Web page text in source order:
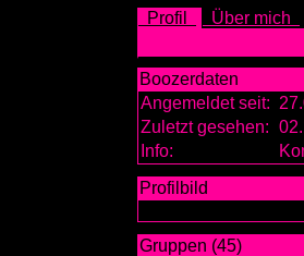
Profil Über mich
Boozerdaten
Angemeldet seit:
Zuletzt gesehen:
Info:
Profilbild
Gruppen (45)